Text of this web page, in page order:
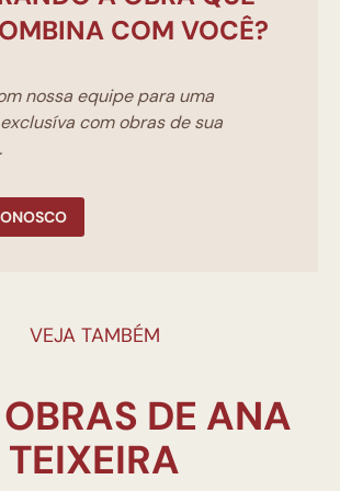
COM VOCÊ?
nossa equipe para uma
com obras de sua
VEJA TAMBÉM
DE ANA